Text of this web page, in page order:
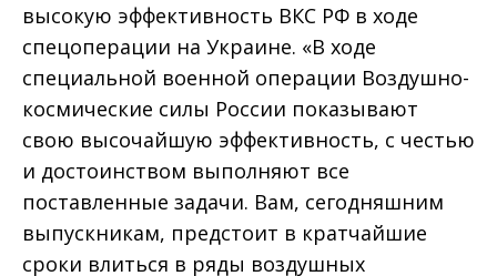
высокую эффективность ВКС РФ в ходе
спецоперации на Украине. «В ходе
специальной военной операции Воздушно-
космические силы России показывают
свою высочайшую эффективность, с честью
и достоинством выполняют все
поставленные задачи. Вам, сегодняшним
выпускникам, предстоит в кратчайшие
сроки влиться в ряды воздушных